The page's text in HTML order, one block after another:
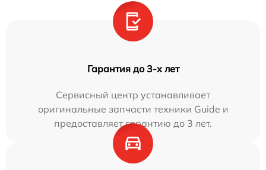
Гарантия до 3-х лет
Сервисный центр устанавливает
оригинальные запчасти техники Guide и
предоставляет гарантию до 3 лет.